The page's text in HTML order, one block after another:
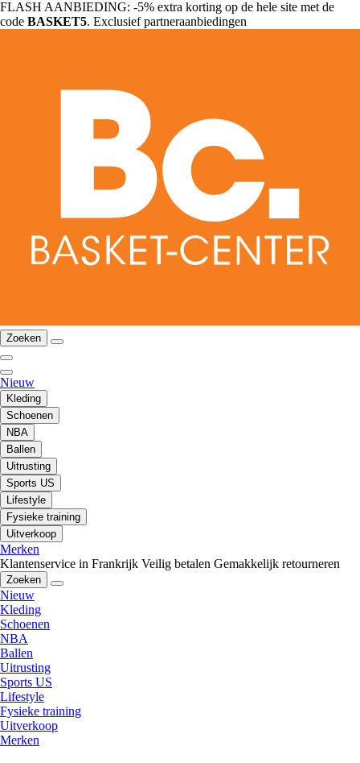
FLASH AANBIEDING: -5% extra korting op de hele site met de
code BASKET5. Exclusief partneraanbiedingen
Zoeken
Nieuw
Kleding
Schoenen
NBA
Ballen
Uitrusting
Sports US
Lifestyle
Fysieke training
Uitverkoop
Merken
Klantenservice in Frankrijk Veilig betalen Gemakkelijk retourneren
Zoeken
Nieuw
Kleding
Schoenen
NBA
Ballen
Uitrusting
Sports US
Lifestyle
Fysieke training
Uitverkoop
Merken